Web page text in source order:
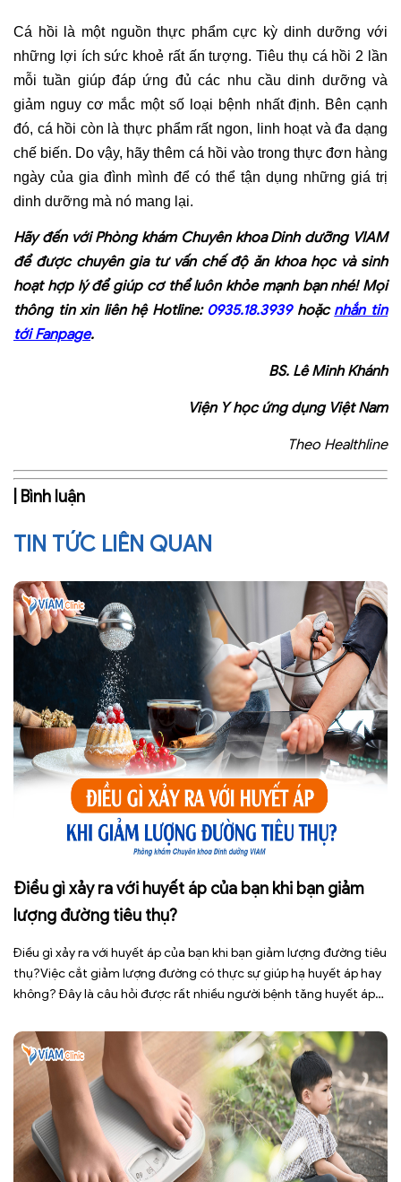
Cá hồi là một nguồn thực phẩm cực kỳ dinh dưỡng với
những lợi ích sức khoẻ rất ấn tượng. Tiêu thụ cá hồi 2 lần
mỗi tuần giúp đáp ứng đủ các nhu cầu dinh dưỡng và
giảm nguy cơ mắc một số loại bệnh nhất định. Bên cạnh
đó, cá hồi còn là thực phẩm rất ngon, linh hoạt và đa dạng
chế biến. Do vậy, hãy thêm cá hồi vào trong thực đơn hàng
ngày của gia đình mình để có thể tận dụng những giá trị
dinh dưỡng mà nó mang lại.
Hãy đến vớiPhòng khám Chuyên khoa Dinh dưỡng VIAM
để được chuyên gia tư vấn chế độ ăn khoa học và sinh
hoạt hợp lý để giúp cơ thể luôn khỏe mạnh bạn nhé! Mọi
thông tin xin liên hệ Hotline: 0935.18.3939hoặc nhắn tin
tới Fanpage.
BS. Lê Minh Khánh
Viện Y học ứng dụng Việt Nam
Theo Healthline
| Bình luận
TIN TỨC LIÊN QUAN
Điều gì xảy ra với huyết áp của bạn khi bạn giảm
lượng đường tiêu thụ?
Điều gì xảy ra với huyết áp của bạn khi bạn giảm lượng đường tiêu
thụ?Việc cắt giảm lượng đường có thực sự giúp hạ huyết áp hay
không? Đây là câu hỏi được rất nhiều người bệnh tăng huyết áp
[…]